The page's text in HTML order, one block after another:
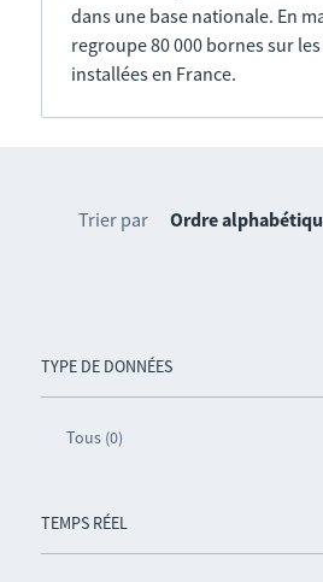
dans une base nationale. En
regroupe 80 000 bornes sur
installées en France.
TYPE DE DONNÉES
Tous (0)
TEMPS RÉEL
Trier par Ordre